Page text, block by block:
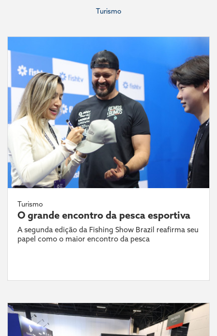
Turismo
Turismo
O grande encontro da pesca esportiva
A segunda edição da Fishing Show Brazil reafirma seu
papel como o maior encontro da pesca